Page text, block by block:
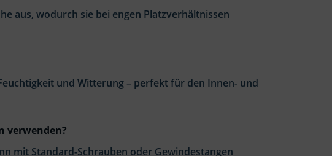
aus, wodurch sie bei engen Platzverhältnissen
und Witterung – perfekt für den Innen- und
verwenden?
mit Standard-Schrauben oder Gewindestangen